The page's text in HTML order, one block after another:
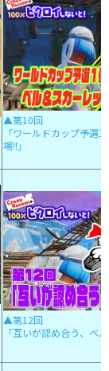
▲第10回
「ワールドカップ予選
場!!」
▲第12回
「互いが認め合う、ベ